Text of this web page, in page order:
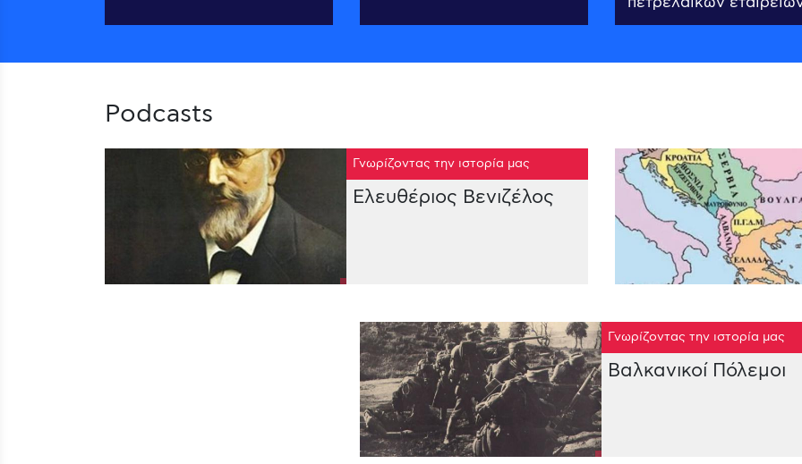
Podcasts
Γνωρίζοντας την ιστορία μας
Ελευθέριος Βενιζέλος
Γνωρίζοντας την ιστορία μας
Βαλκανικοί Πόλεμοι